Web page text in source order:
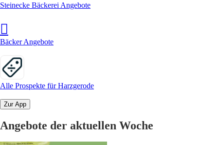
Steinecke Bäckerei Angebote
Bäcker Angebote
Alle Prospekte für Harzgerode
Zur App
Angebote der aktuellen Woche